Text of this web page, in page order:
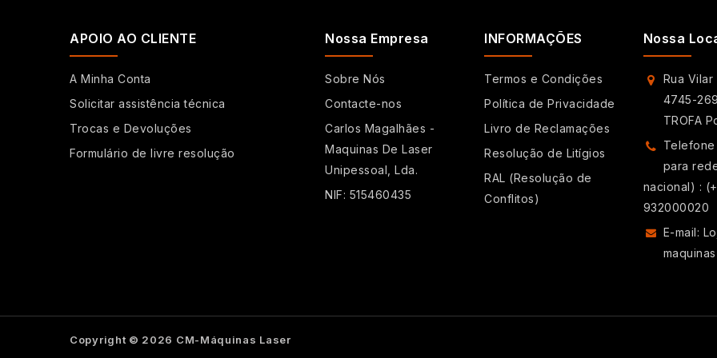
APOIO AO CLIENTE
A Minha Conta
Solicitar assistência técnica
Trocas e Devoluções
Formulário de livre resolução
Nossa Empresa
Sobre Nós
Contacte-nos
Carlos Magalhães -
Maquinas De Laser
Unipessoal, Lda.
NIF: 515460435
INFORMAÇÕES
Termos e Condições
Política de Privacidade
Livro de Reclamações
Resolução de Litígios
RAL (Resolução de
Conflitos)
Nossa
Rua Vilar
4745-
TROFA
Telefone
para
nacional) :
932000020
E-mail:
Copyright © 2026 CM-Máquinas Laser